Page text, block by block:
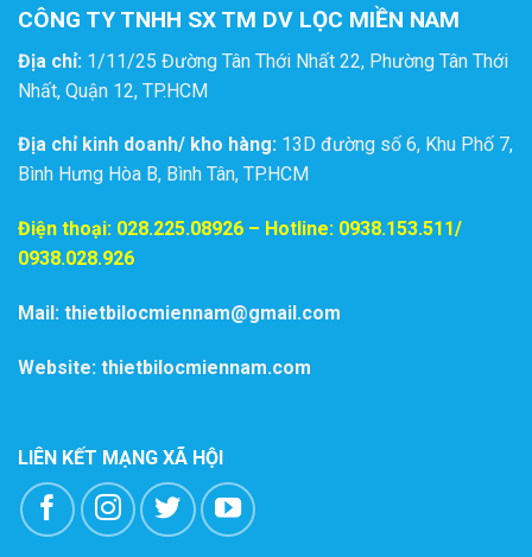
CÔNG TY TNHH SX TM DV LỌC MIỀN NAM
Địa chỉ: 1/11/25 Đường Tân Thới Nhất 22, Phường Tân Thới
Nhất, Quận 12, TP.HCM
Địa chỉ kinh doanh/ kho hàng: 13D đường số 6, Khu Phố 7,
Bình Hưng Hòa B, Bình Tân, TP.HCM
Điện thoại: 028.225.08926 – Hotline: 0938.153.511/
0938.028.926
Mail: thietbilocmiennam@gmail.com
Website: thietbilocmiennam.com
LIÊN KẾT MẠNG XÃ HỘI